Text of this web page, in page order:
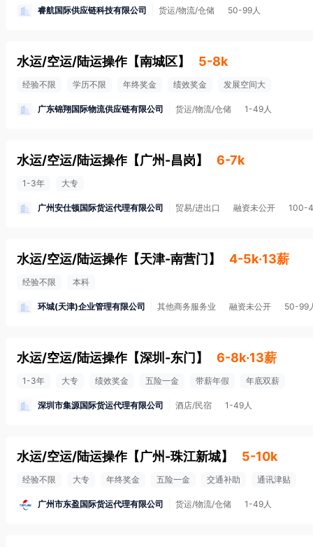
睿航国际供应链科技有限公司 货运/物流/仓储 50-99人
水运/空运/陆运操作 【南城区】 5-8k
经验不限 学历不限 年终奖金 绩效奖金 发展空间大
广东锦翔国际物流供应链有限公司 货运/物流/仓储 1-49人
水运/空运/陆运操作 【广州-昌岗】 6-7k
1-3年 大专
广州安仕顿国际货运代理有限公司 贸易/进出口 融资未公开 100-
水运/空运/陆运操作 【天津-南营门 】 4-5k·13薪
经验不限 本科
环城(天津)企业管理有限公司 其他商务服务业 融资未公开 50-99
水运/空运/陆运操作 【深圳-东门 】 6-8k·13薪
1-3年 大专 绩效奖金 五险一金 带薪年假 年底双薪
深圳市集源国际货运代理有限公司 酒店/民宿 1-49人
水运/空运/陆运操作 【广州-珠江新城】 5-10k
经验不限 大专 年终奖金 五险一金 交通补助 通讯津贴
广州市东盈国际货运代理有限公司 货运/物流/仓储 1-49人